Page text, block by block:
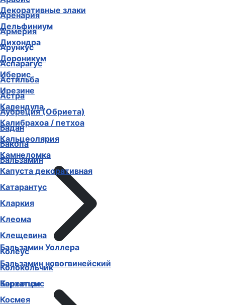
Аренария
Армерия
Арункус
Аспарагус
Астильба
Астра
Аубреция (Обриета)
Бадан
Бакопа
Бальзамин
Бальзамин Уоллера
Бальзамин новогвинейский
Бархатцы
Декоративные злаки
Дельфиниум
Дихондра
Дороникум
Иберис
Ирезине
Календула
Калибрахоа / петхоа
Кальцеолярия
Камнеломка
Капуста декоративная
Катарантус
Кларкия
Клеома
Клещевина
Колеус
Колокольчик
Кореопсис
Космея